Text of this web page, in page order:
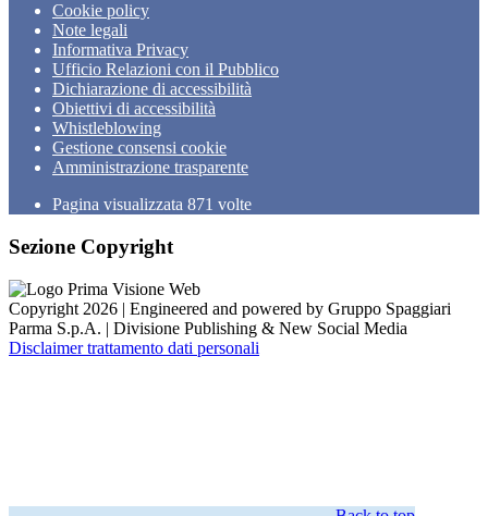
Cookie policy
Note legali
Informativa Privacy
Ufficio Relazioni con il Pubblico
Dichiarazione di accessibilità
Obiettivi di accessibilità
Whistleblowing
Gestione consensi cookie
Amministrazione trasparente
Pagina visualizzata 871 volte
Sezione Copyright
Copyright 2026 | Engineered and powered by Gruppo Spaggiari
Parma S.p.A. | Divisione Publishing & New Social Media
Disclaimer trattamento dati personali